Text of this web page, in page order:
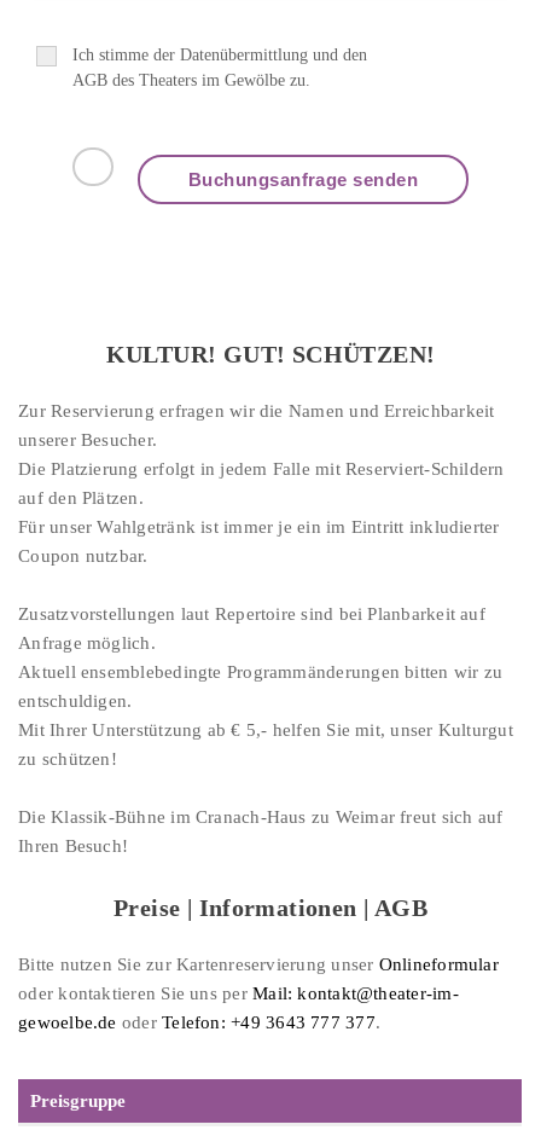
Ich stimme der Datenübermittlung und den
AGB des Theaters im Gewölbe zu.
KULTUR! GUT! SCHÜTZEN!
Zur Reservierung erfragen wir die Namen und Erreichbarkeit
unserer Besucher.
Die Platzierung erfolgt in jedem Falle mit Reserviert-Schildern
auf den Plätzen.
Für unser Wahlgetränk ist immer je ein im Eintritt inkludierter
Coupon nutzbar.
Zusatzvorstellungen laut Repertoire sind bei Planbarkeit auf
Anfrage möglich.
Aktuell ensemblebedingte Programmänderungen bitten wir zu
entschuldigen.
Mit Ihrer Unterstützung ab € 5,- helfen Sie mit, unser Kulturgut
zu schützen!
Die Klassik-Bühne im Cranach-Haus zu Weimar freut sich auf
Ihren Besuch!
Preise | Informationen | AGB
Bitte nutzen Sie zur Kartenreservierung unser Onlineformular
oder kontaktieren Sie uns perMail: kontakt@theater-im-
gewoelbe.de oderTelefon: +49 3643 777 377.
Preisgruppe